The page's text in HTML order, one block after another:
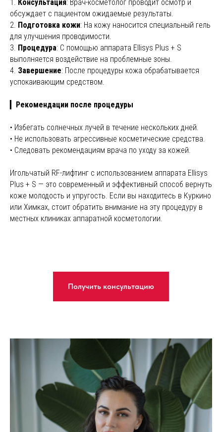
1. Консультация: Врач-косметолог проводит осмотр и
обсуждает с пациентом ожидаемые результаты.
2. Подготовка кожи: На кожу наносится специальный гель
для улучшения проводимости.
3. Процедура: С помощью аппарата Ellisys Plus + S
выполняется воздействие на проблемные зоны.
4. Завершение: После процедуры кожа обрабатывается
успокаивающим средством.
Рекомендации после процедуры
• Избегать солнечных лучей в течение нескольких дней.
• Не использовать агрессивные косметические средства.
• Следовать рекомендациям врача по уходу за кожей.
Игольчатый RF-лифтинг с использованием аппарата Ellisys
Plus + S — это современный и эффективный способ вернуть
коже молодость и упругость. Если вы находитесь в Куркино
или Химках, стоит обратить внимание на эту процедуру в
местных клиниках аппаратной косметологии.
Получить консультацию